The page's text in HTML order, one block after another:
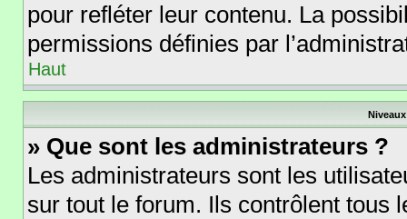
pour refléter leur contenu. La
permissions définies par
Haut
» Que sont les administrateurs ?
Les administrateurs sont les
sur tout le forum. Ils contrôlent tous